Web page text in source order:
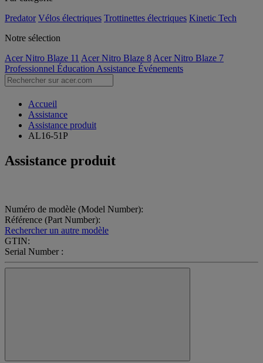
Predator Vélos électriques Trottinettes électriques Kinetic Tech
Notre sélection
Acer Nitro Blaze 11 Acer Nitro Blaze 8 Acer Nitro Blaze 7
Professionnel Éducation Assistance Événements
Accueil
Assistance
Assistance produit
AL16-51P
Assistance produit
Numéro de modèle (Model Number):
Référence (Part Number):
Rechercher un autre modèle
GTIN:
Serial Number :